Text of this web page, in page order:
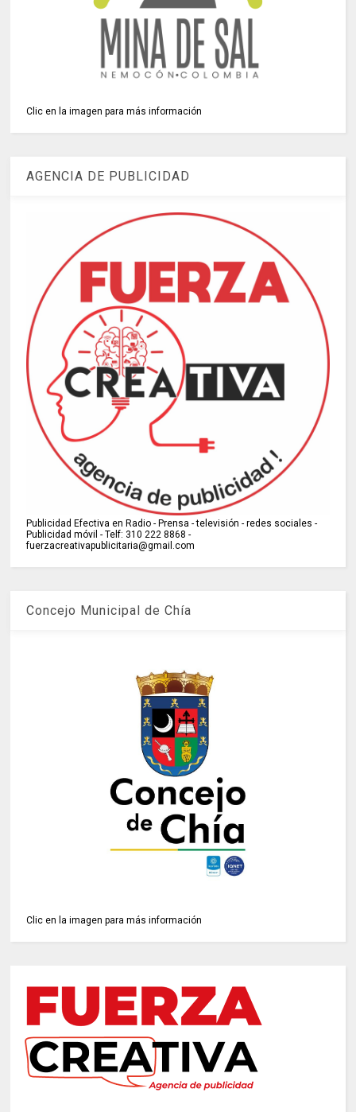
Clic en la imagen para más información
AGENCIA DE PUBLICIDAD
Publicidad Efectiva en Radio - Prensa - televisión - redes sociales -
Publicidad móvil - Telf: 310 222 8868 -
fuerzacreativapublicitaria@gmail.com
Concejo Municipal de Chía
Clic en la imagen para más información